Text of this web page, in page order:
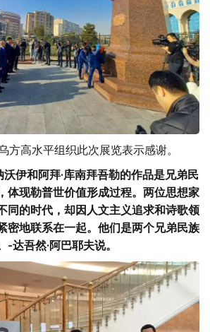
方高水平组织此次展览表示感谢。
沃伊和阿拜·库南拜吾勒的作品是兄弟民
体现勒普世价值形成过程。两位思想家
同的时代，却因人文主义追求和诗歌领
密地联系在一起。他们是两个兄弟民族
-达吾然·阿巴耶夫说。